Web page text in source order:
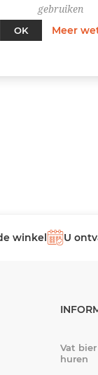
winkel U
Vat
huren
gebruiken
OK
Meer